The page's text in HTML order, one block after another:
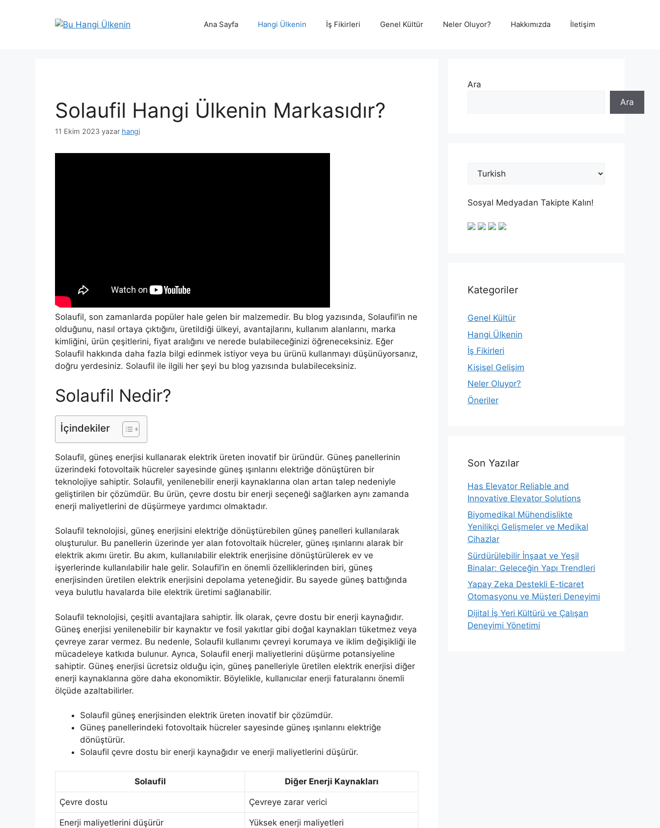
Ana Sayfa Hangi Ülkenin İş Fikirleri Genel Kültür Neler Oluyor? Hakkımızda İletişim
Solaufil Hangi Ülkenin Markasıdır?
11 Ekim 2023 yazar hangi
Solaufil, son zamanlarda popüler hale gelen bir malzemedir. Bu blog yazısında, Solaufil’in ne
olduğunu, nasıl ortaya çıktığını, üretildiği ülkeyi, avantajlarını, kullanım alanlarını, marka
kimliğini, ürün çeşitlerini, fiyat aralığını ve nerede bulabileceğinizi öğreneceksiniz. Eğer
Solaufil hakkında daha fazla bilgi edinmek istiyor veya bu ürünü kullanmayı düşünüyorsanız,
doğru yerdesiniz. Solaufil ile ilgili her şeyi bu blog yazısında bulabileceksiniz.
Solaufil Nedir?
İçindekiler
Solaufil, güneş enerjisi kullanarak elektrik üreten inovatif bir üründür. Güneş panellerinin
üzerindeki fotovoltaik hücreler sayesinde güneş ışınlarını elektriğe dönüştüren bir
teknolojiye sahiptir. Solaufil, yenilenebilir enerji kaynaklarına olan artan talep nedeniyle
geliştirilen bir çözümdür. Bu ürün, çevre dostu bir enerji seçeneği sağlarken aynı zamanda
enerji maliyetlerini de düşürmeye yardımcı olmaktadır.
Solaufil teknolojisi, güneş enerjisini elektriğe dönüştürebilen güneş panelleri kullanılarak
oluşturulur. Bu panellerin üzerinde yer alan fotovoltaik hücreler, güneş ışınlarını alarak bir
elektrik akımı üretir. Bu akım, kullanılabilir elektrik enerjisine dönüştürülerek ev ve
işyerlerinde kullanılabilir hale gelir. Solaufil’in en önemli özelliklerinden biri, güneş
enerjisinden üretilen elektrik enerjisini depolama yeteneğidir. Bu sayede güneş battığında
veya bulutlu havalarda bile elektrik üretimi sağlanabilir.
Solaufil teknolojisi, çeşitli avantajlara sahiptir. İlk olarak, çevre dostu bir enerji kaynağıdır.
Güneş enerjisi yenilenebilir bir kaynaktır ve fosil yakıtlar gibi doğal kaynakları tüketmez veya
çevreye zarar vermez. Bu nedenle, Solaufil kullanımı çevreyi korumaya ve iklim değişikliği ile
mücadeleye katkıda bulunur. Ayrıca, Solaufil enerji maliyetlerini düşürme potansiyeline
sahiptir. Güneş enerjisi ücretsiz olduğu için, güneş panelleriyle üretilen elektrik enerjisi diğer
enerji kaynaklarına göre daha ekonomiktir. Böylelikle, kullanıcılar enerji faturalarını önemli
ölçüde azaltabilirler.
Solaufil güneş enerjisinden elektrik üreten inovatif bir çözümdür.
Güneş panellerindeki fotovoltaik hücreler sayesinde güneş ışınlarını elektriğe
dönüştürür.
Solaufil çevre dostu bir enerji kaynağıdır ve enerji maliyetlerini düşürür.
Solaufil Diğer Enerji Kaynakları
Çevre dostu Çevreye zarar verici
Enerji maliyetlerini düşürür Yüksek enerji maliyetleri
Ara
Ara
Sosyal Medyadan Takipte Kalın!
Kategoriler
Genel Kültür
Hangi Ülkenin
İş Fikirleri
Kişisel Gelişim
Neler Oluyor?
Öneriler
Son Yazılar
Has Elevator Reliable and
Innovative Elevator Solutions
Biyomedikal Mühendislikte
Yenilikçi Gelişmeler ve Medikal
Cihazlar
Sürdürülebilir İnşaat ve Yeşil
Binalar: Geleceğin Yapı Trendleri
Yapay Zeka Destekli E-ticaret
Otomasyonu ve Müşteri Deneyimi
Dijital İş Yeri Kültürü ve Çalışan
Deneyimi Yönetimi